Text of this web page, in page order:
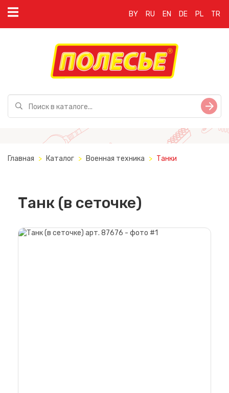
BY RU EN DE PL TR
Главная Каталог Военная техника Танки
Танк (в сеточке)